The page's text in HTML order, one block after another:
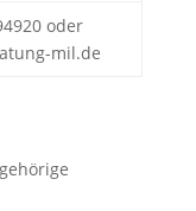
oder
mil.de